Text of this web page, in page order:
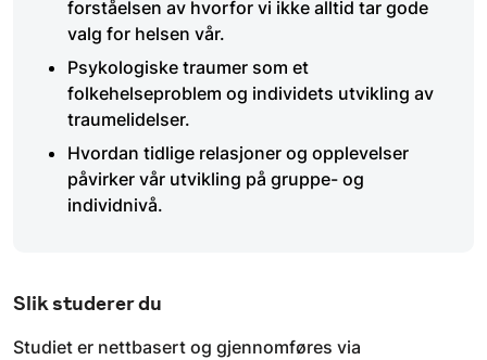
forståelsen av hvorfor vi ikke alltid tar gode
valg for helsen vår.
Psykologiske traumer som et
folkehelseproblem og individets utvikling av
traumelidelser.
Hvordan tidlige relasjoner og opplevelser
påvirker vår utvikling på gruppe- og
individnivå.
Slik studerer du
Studiet er nettbasert og gjennomføres via